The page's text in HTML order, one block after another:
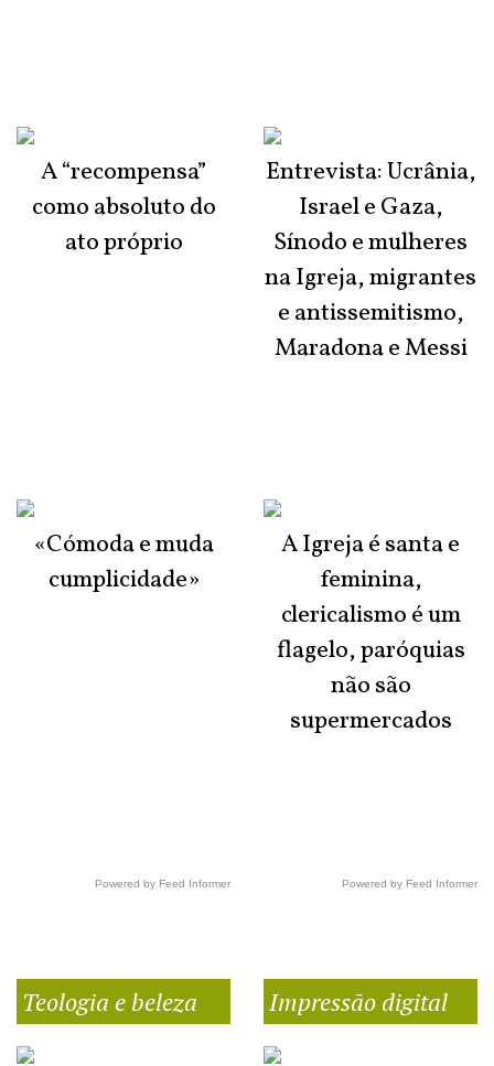
A “recompensa”
como absoluto do
ato próprio
«Cómoda e muda
cumplicidade»
Powered by Feed Informer
Entrevista: Ucrânia,
Israel e Gaza,
Sínodo e mulheres
na Igreja, migrantes
e antissemitismo,
Maradona e Messi
A Igreja é santa e
feminina,
clericalismo é um
flagelo, paróquias
não são
supermercados
Powered by Feed Informer
Teologia e beleza Impressão digital